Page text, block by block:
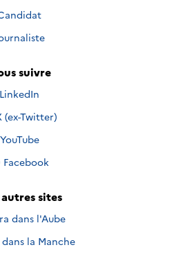
suivre
Nous suivre sur
LinkedIn
suivre sur
(ex-Twitter)
Nous suivre sur
YouTube
Nous suivre sur
Facebook
sites
dans l'Aube
la Manche